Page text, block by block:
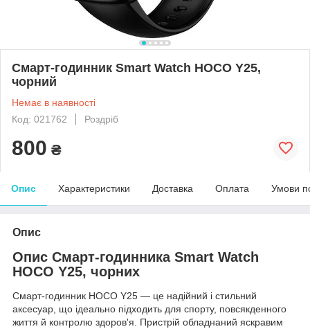
Смарт-годинник Smart Watch HOCO Y25,
чорний
Немає в наявності
Код: 021762
Роздріб
800 ₴
Опис Характеристики Доставка Оплата Умови
Опис
Опис Смарт-годинника Smart Watch
HOCO Y25, чорних
Смарт-годинник HOCO Y25 — це надійний і стильний
аксесуар, що ідеально підходить для спорту, повсякденного
життя й контролю здоров'я. Пристрій обладнаний яскравим